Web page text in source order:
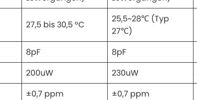
27,5 bis 30,5 °C
25,5~28℃ (Typ
27℃)
8pF 8pF
200uW 230uW
±0,7 ppm ±0,7 ppm